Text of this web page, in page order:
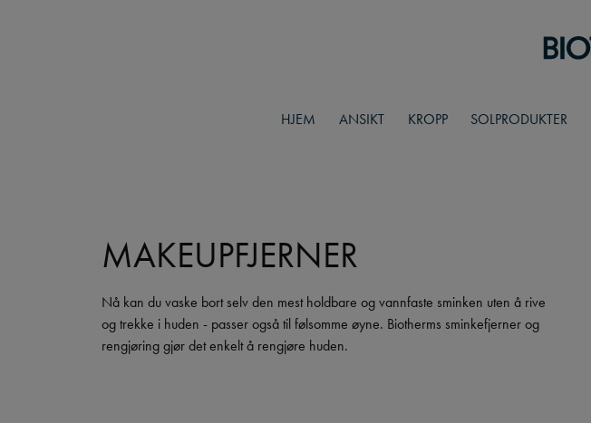
HJEM ANSIKT KROPP SOLPRODUKTER
MAKEUPFJERNER
Nå kan du vaske bort selv den mest holdbare og vannfaste sminken uten å rive
og trekke i huden - passer også til følsomme øyne. Biotherms sminkefjerner og
rengjøring gjør det enkelt å rengjøre huden.